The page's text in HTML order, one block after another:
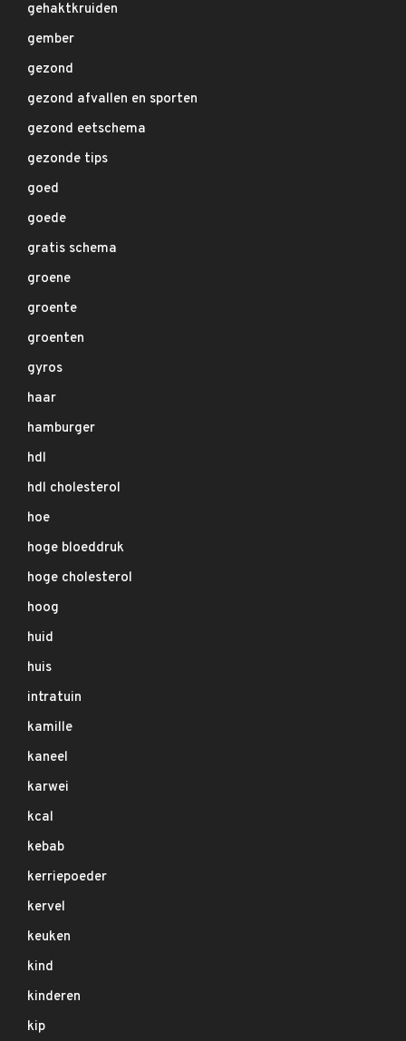
gehaktkruiden
gember
gezond
gezond afvallen en sporten
gezond eetschema
gezonde tips
goed
goede
gratis schema
groene
groente
groenten
gyros
haar
hamburger
hdl
hdl cholesterol
hoe
hoge bloeddruk
hoge cholesterol
hoog
huid
huis
intratuin
kamille
kaneel
karwei
kcal
kebab
kerriepoeder
kervel
keuken
kind
kinderen
kip